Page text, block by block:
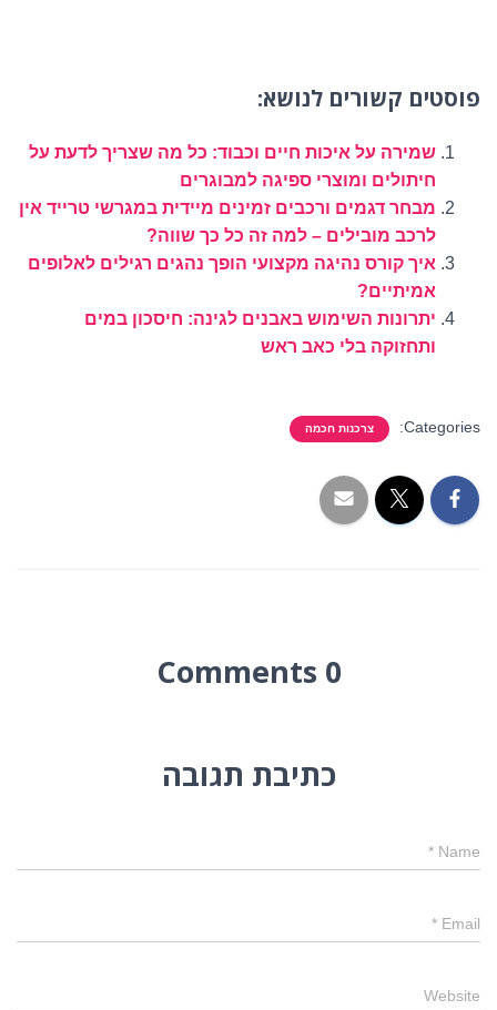
פוסטים קשורים לנושא:
שמירה על איכות חיים וכבוד: כל מה שצריך לדעת על
חיתולים ומוצרי ספיגה למבוגרים
מבחר דגמים ורכבים זמינים מיידית במגרשי טרייד אין
לרכב מובילים – למה זה כל כך שווה?
איך קורס נהיגה מקצועי הופך נהגים רגילים לאלופים
אמיתיים?
יתרונות השימוש באבנים לגינה: חיסכון במים
ותחזוקה בלי כאב ראש
Categories: צרכנות חכמה
0 Comments
כתיבת תגובה
Name
*
Email
*
Website